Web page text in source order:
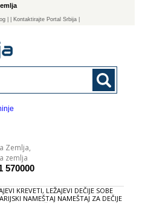
| Kontaktirajte Portal Srbija |
Zemlja,
zemlja
570000
KREVETI, LEŽAJEVI DEČIJE SOBE
NAMEŠTAJ NAMEŠTAJ ZA DEČIJE